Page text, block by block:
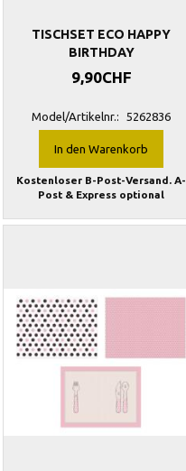
TISCHSET ECO HAPPY
BIRTHDAY
9,90CHF
Model/Artikelnr.: 5262836
In den Warenkorb
Kostenloser B-Post-Versand. A-
Post & Express optional